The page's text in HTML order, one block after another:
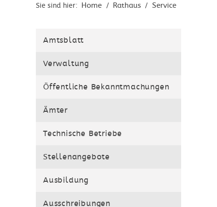
Sie sind hier: Home / Rathaus / Service
Amtsblatt
Verwaltung
Öffentliche Bekanntmachungen
Ämter
Technische Betriebe
Stellenangebote
Ausbildung
Ausschreibungen